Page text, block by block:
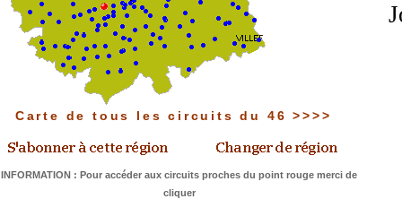
Carte de tous les circuits du 46 >>>>
INFORMATION : Pour accéder aux circuits proches du point rouge merci de
cliquer